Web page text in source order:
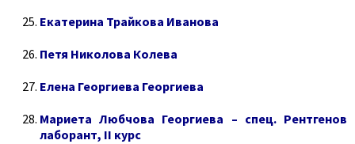
Екатерина Трайкова Иванова
Петя Николова Колева
Елена Георгиева Георгиева
Мариета Любчова Георгиева – спец. Рентгенов
лаборант, II курс